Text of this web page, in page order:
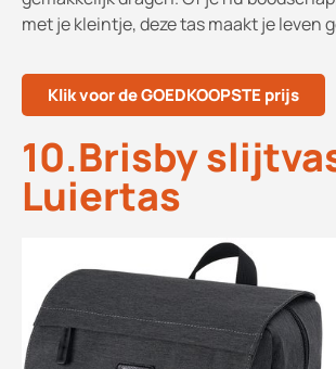
met je kleintje, deze tas maakt je leven
Klik voor de GOEDKOOPSTE prijs
10.Brisby
Luiertas